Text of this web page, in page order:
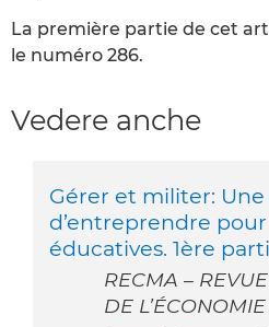
La première partie de cet
le numéro 286.
Vedere anche
Gérer et militer:
d’entreprendre
éducatives. 1ère
RECMA –
DE